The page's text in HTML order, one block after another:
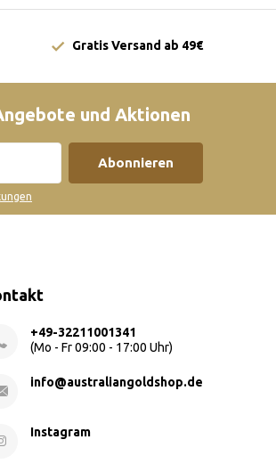
Gratis Versand ab 49€
und Aktionen
Abonnieren
+49-32211001341
(Mo - Fr 09:00 - 17:00 Uhr)
info@australiangoldshop.de
Instagram